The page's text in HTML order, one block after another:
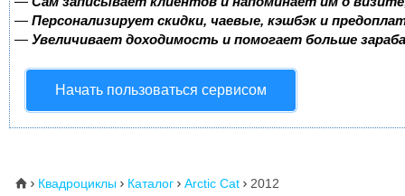
— Персонализирует скидки, чаевые, кэшбэк и
— Увеличивает доходимость и помогает больше
Начать пользоваться сервисом
⌂  Квадроциклы  Каталог  Arctic Cat  2012